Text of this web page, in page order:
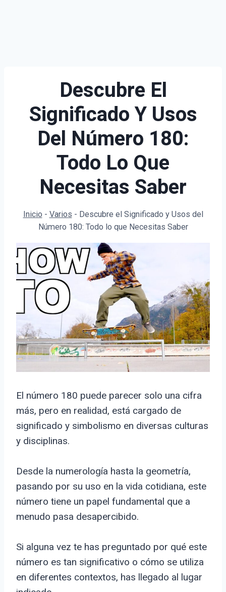
Descubre El
Significado Y Usos
Del Número 180:
Todo Lo Que
Necesitas Saber
Inicio - Varios - Descubre el Significado y Usos del
Número 180: Todo lo que Necesitas Saber
El número 180 puede parecer solo una cifra
más, pero en realidad, está cargado de
significado y simbolismo en diversas culturas
y disciplinas.
Desde la numerología hasta la geometría,
pasando por su uso en la vida cotidiana, este
número tiene un papel fundamental que a
menudo pasa desapercibido.
Si alguna vez te has preguntado por qué este
número es tan significativo o cómo se utiliza
en diferentes contextos, has llegado al lugar